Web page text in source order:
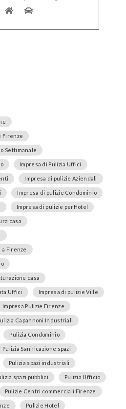
Firenze
Settimanale
Impresa di Pulizia Uffici
Impresa di pulizie Aziendali
Impresa di pulizie Condominio
Impresa di pulizie perHotel
casa
a Firenze
casa
Uffici Impresa di pulizie Ville
Impresa Pulizie Firenze
Capannoni Industriali
Pulizia Condominio
Pulizia Sanificazione spazi
Pulizia spazi industriali
spazi pubblici Pulizia Ufficio
Pulizie Centri commerciali Firenze
Pulizie Hotel